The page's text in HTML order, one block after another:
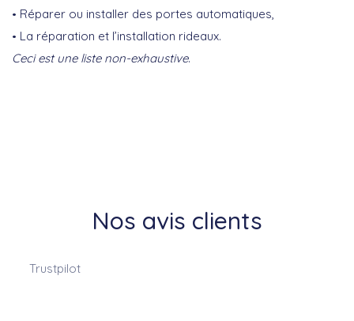
Réparer ou installer des portes automatiques,
La réparation et l’installation rideaux.
Ceci est une liste non-exhaustive.
Nos avis clients
Trustpilot